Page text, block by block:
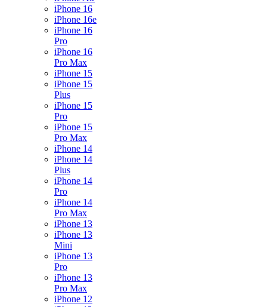
iPhone 16
iPhone 16e
iPhone 16
Pro
iPhone 16
Pro Max
iPhone 15
iPhone 15
Plus
iPhone 15
Pro
iPhone 15
Pro Max
iPhone 14
iPhone 14
Plus
iPhone 14
Pro
iPhone 14
Pro Max
iPhone 13
iPhone 13
Mini
iPhone 13
Pro
iPhone 13
Pro Max
iPhone 12